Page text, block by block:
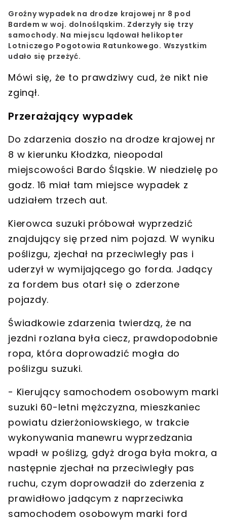
Groźny wypadek na drodze krajowej nr 8 pod
Bardem w woj. dolnośląskim. Zderzyły się trzy
samochody. Na miejscu lądował helikopter
Lotniczego Pogotowia Ratunkowego. Wszystkim
udało się przeżyć.
Mówi się, że to prawdziwy cud, że nikt nie
zginął.
Przerażający wypadek
Do zdarzenia doszło na drodze krajowej nr
8 w kierunku Kłodzka, nieopodal
miejscowości Bardo Śląskie. W niedzielę po
godz. 16 miał tam miejsce wypadek z
udziałem trzech aut.
Kierowca suzuki próbował wyprzedzić
znajdujący się przed nim pojazd. W wyniku
poślizgu, zjechał na przeciwległy pas i
uderzył w wymijającego go forda. Jadący
za fordem bus otarł się o zderzone
pojazdy.
Świadkowie zdarzenia twierdzą, że na
jezdni rozlana była ciecz, prawdopodobnie
ropa, która doprowadzić mogła do
poślizgu suzuki.
- Kierujący samochodem osobowym marki
suzuki 60-letni mężczyzna, mieszkaniec
powiatu dzierżoniowskiego, w trakcie
wykonywania manewru wyprzedzania
wpadł w poślizg, gdyż droga była mokra, a
następnie zjechał na przeciwległy pas
ruchu, czym doprowadził do zderzenia z
prawidłowo jadącym z naprzeciwka
samochodem osobowym marki ford